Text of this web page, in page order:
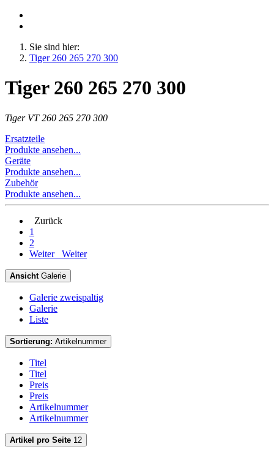
Sie sind hier:
Tiger 260 265 270 300
Tiger 260 265 270 300
Tiger VT 260 265 270 300
Ersatzteile
Produkte ansehen...
Geräte
Produkte ansehen...
Zubehör
Produkte ansehen...
Zurück
1
2
Weiter
Weiter
Ansicht Galerie
Galerie zweispaltig
Galerie
Liste
Sortierung: Artikelnummer
Titel
Titel
Preis
Preis
Artikelnummer
Artikelnummer
Artikel pro Seite 12